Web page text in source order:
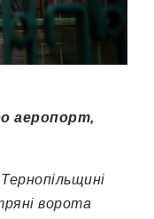
аеропорт,
ворота